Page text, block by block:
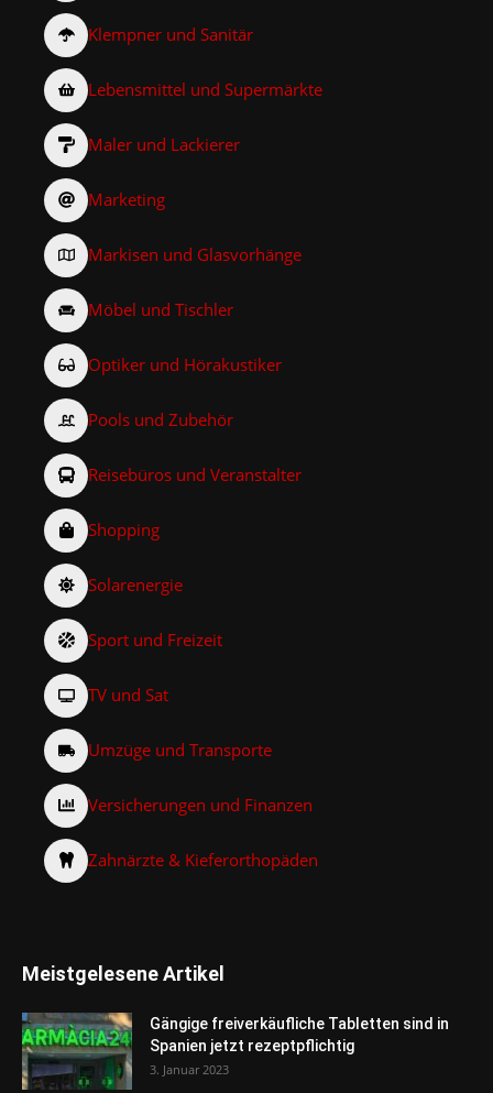
Klempner und Sanitär
Lebensmittel und Supermärkte
Maler und Lackierer
Marketing
Markisen und Glasvorhänge
Möbel und Tischler
Optiker und Hörakustiker
Pools und Zubehör
Reisebüros und Veranstalter
Shopping
Solarenergie
Sport und Freizeit
TV und Sat
Umzüge und Transporte
Versicherungen und Finanzen
Zahnärzte & Kieferorthopäden
Meistgelesene Artikel
Gängige freiverkäufliche Tabletten sind in
Spanien jetzt rezeptpflichtig
3. Januar 2023